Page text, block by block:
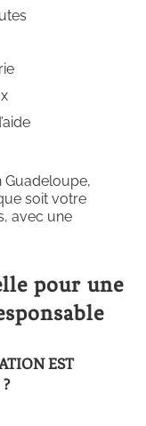
Guadeloupe,
soit votre
avec une
pour une
EST